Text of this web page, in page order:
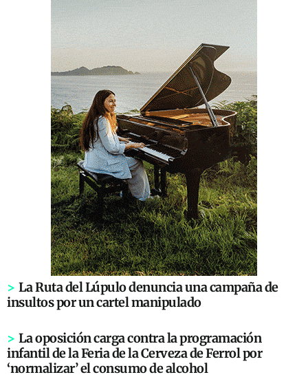
> La Ruta del Lúpulo denuncia una campaña de
insultos por un cartel manipulado
> La oposición carga contra la programación
infantil de la Feria de la Cerveza de Ferrol por
‘normalizar’ el consumo de alcohol